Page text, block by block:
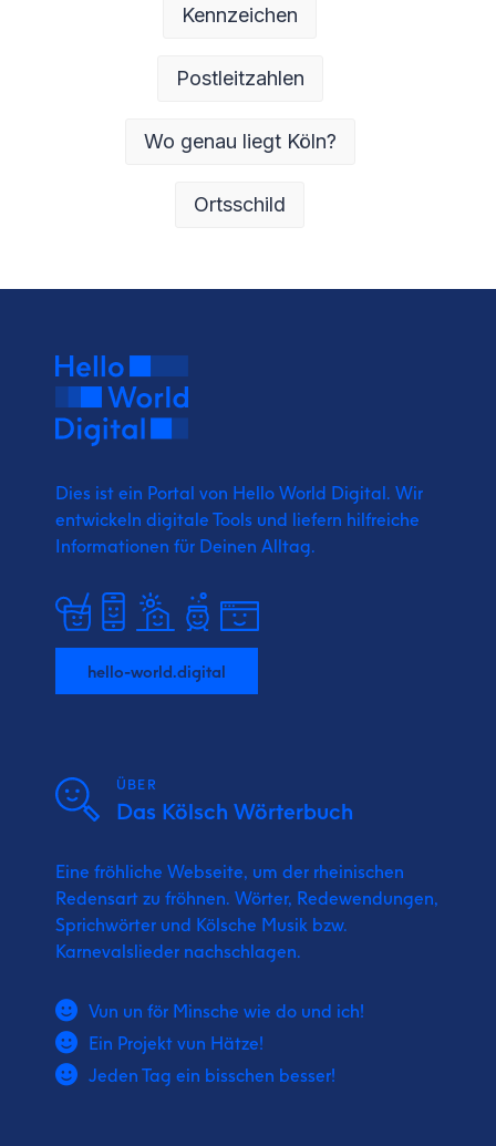
Kennzeichen
Postleitzahlen
Wo genau liegt Köln?
Ortsschild
Dies ist ein Portal von Hello World Digital. Wir
entwickeln digitale Tools und liefern hilfreiche
Informationen für Deinen Alltag.
hello-world.digital
ÜBER
Das Kölsch Wörterbuch
Eine fröhliche Webseite, um der rheinischen
Redensart zu fröhnen. Wörter, Redewendungen,
Sprichwörter und Kölsche Musik bzw.
Karnevalslieder nachschlagen.
Vun un för Minsche wie do und ich!
Ein Projekt vun Hätze!
Jeden Tag ein bisschen besser!